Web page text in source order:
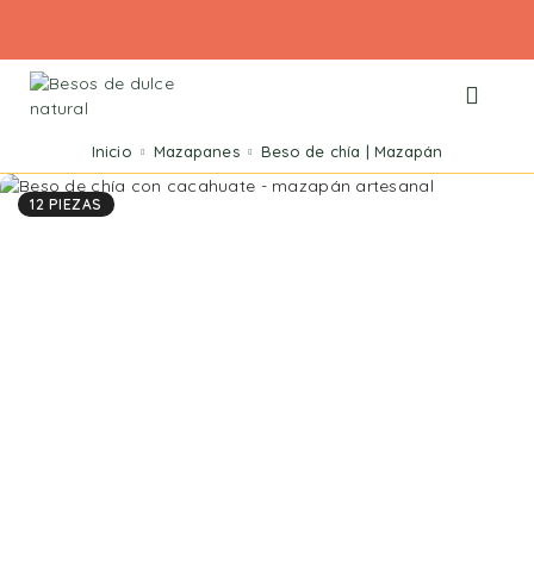
Inicio Mazapanes Beso de chía | Mazapán
12 PIEZAS